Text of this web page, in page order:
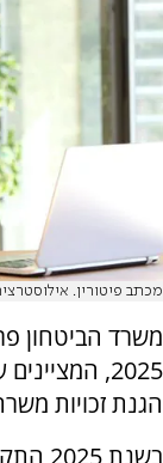
מכתב פיטורין.
משרד הביטחון
2025,
הגנת זכויות